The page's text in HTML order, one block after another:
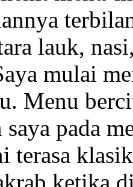
lauk,
mulai
Menu
pada
terasa